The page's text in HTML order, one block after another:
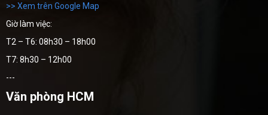
>> Xem trên Google Map
Giờ làm việc:
T2 – T6: 08h30 – 18h00
T7: 8h30 – 12h00
---
Văn phòng HCM